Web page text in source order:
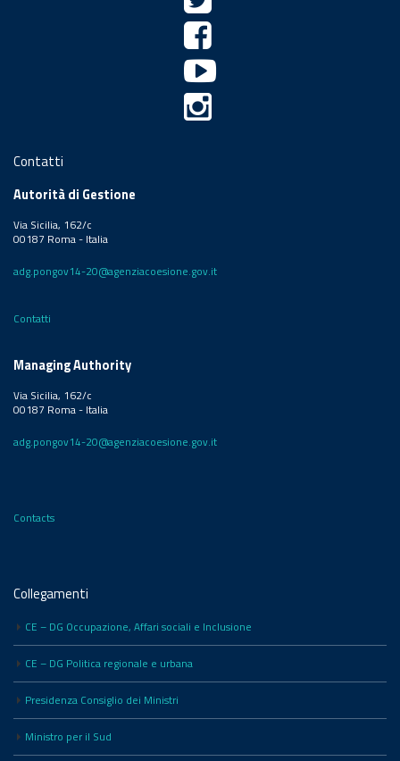
Contatti
Autorità di Gestione
Via Sicilia, 162/c
00187 Roma - Italia
adg.pongov14-20@agenziacoesione.gov.it
Contatti
Managing Authority
Via Sicilia, 162/c
00187 Roma - Italia
adg.pongov14-20@agenziacoesione.gov.it
Contacts
Collegamenti
CE – DG Occupazione, Affari sociali e Inclusione
CE – DG Politica regionale e urbana
Presidenza Consiglio dei Ministri
Ministro per il Sud